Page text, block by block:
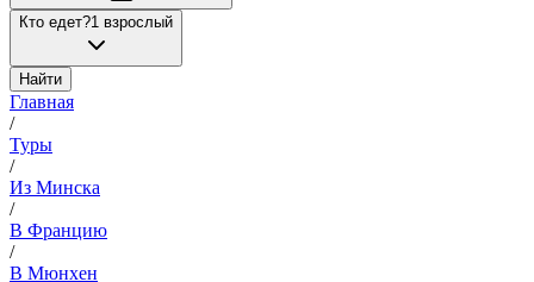
Кто едет?1 взрослый
Найти
Главная
/
Туры
/
Из Минска
/
В Францию
/
В Мюнхен